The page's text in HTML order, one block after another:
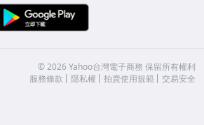
Store
©2026 Yahoo台灣電子商務 保留所有權利
服務條款
隱私權 拍賣使用規範 交易安全